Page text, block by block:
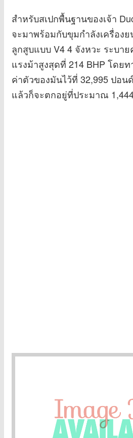
สำหรับสเปกพื้นฐานของเจ้า
จะมาพร้อมกับขุมกำลังเครื่อง
ลูกสูบแบบ V4 4 จังหวะ ระบา
แรงม้าสูงสุดที่ 214 BHP โดยท
ค่าตัวของมันไว้ที่ 32,995 ปอน
แล้วก็จะตกอยู่ที่ประมาณ